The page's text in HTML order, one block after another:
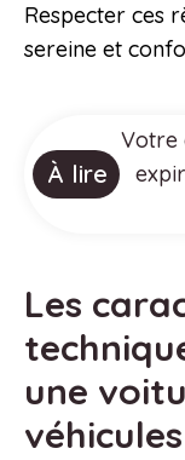
Respecter ces
sereine et
À lire
Votre
Les
une